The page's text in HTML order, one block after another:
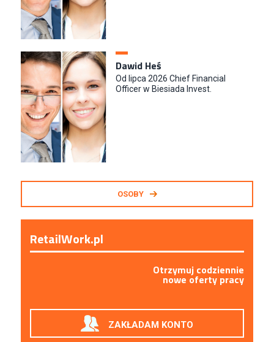
Dawid Heś
Od lipca 2026 Chief Financial
Officer w Biesiada Invest.
OSOBY
RetailWork.pl
Otrzymuj codziennie
nowe oferty pracy
ZAKŁADAM KONTO